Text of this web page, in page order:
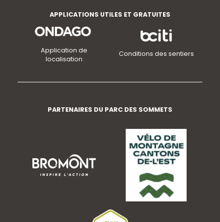
APPLICATIONS UTILES ET GRATUITES
Application de
localisation
Conditions des sentiers
PARTENAIRES DU PARC DES SOMMETS